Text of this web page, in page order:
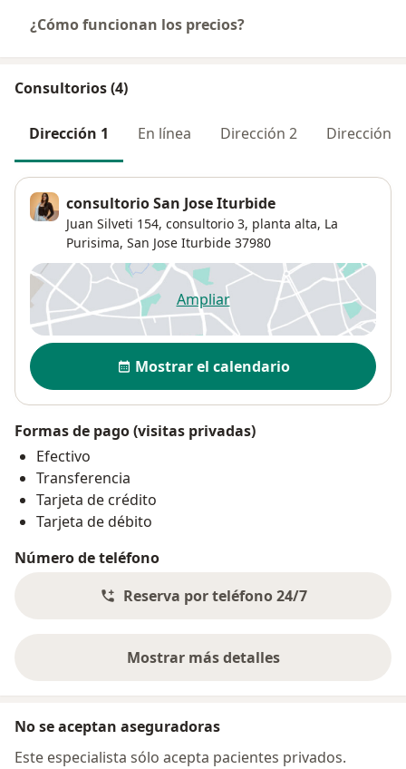
¿Cómo funcionan los precios?
Consultorios (4)
Dirección 1 En línea Dirección 2 Dirección 3
consultorio San Jose Iturbide
Juan Silveti 154, consultorio 3, planta alta, La
Purisima, San Jose Iturbide 37980
Ampliarse abre en una nueva
Disponibilidad
Mostrar el calendario
Formas de pago (visitas privadas)
Efectivo
Transferencia
Tarjeta de crédito
Tarjeta de débito
Número de teléfono
Reserva por teléfono 24/7
Mostrar más detalles
sobre la dirección
No se aceptan aseguradoras
Este especialista sólo acepta pacientes privados.